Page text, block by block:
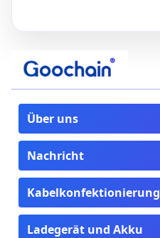
Über uns
Nachricht
Kabelkonfektionierung
Ladegerät und Akku